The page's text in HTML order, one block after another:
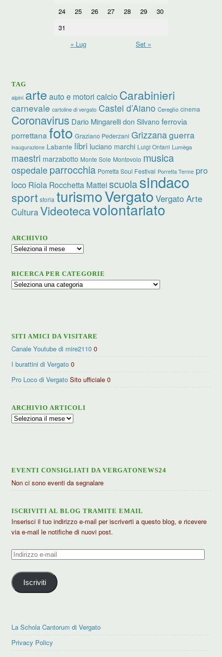
24
25 26 27 28 29
30
31
« Lug
Set »
TAG
alpini arte auto e motori calcio Carabinieri
carnevale cartoline di vergato Castel d’Aiano Cereglio cinema
Coronavirus Dario Mingarelli don Silvano ferrovia
porrettana foto Graziano Pederzani Grizzanaguerra
inaugurazione Labante libri luciano marchi Luigi Ontani Lumèga
maestri marzabotto Monte Sole Montovolo musica
ospedale parrocchia Porretta Soul Festival Porretta Terme pro
loco Riola Rocchetta Matteiscuolasindaco
sport storia turismoVergato Vergato Arte
CulturaVideotecavolontariato
ARCHIVIO
Archivio
RICERCA PER CATEGORIE
Ricerca
SITI AMICI DA VISITARE
Canale Youtube di mire2110 0
I burattini di Vergato 0
Pro Loco di Vergato Sito ufficiale 0
ARCHIVIO ARTICOLI
Archivio
EVENTI CONSIGLIATI DA VERGATONEWS24
Non ci sono eventi da segnalare
ISCRIVITI AL BLOG TRAMITE EMAIL
Inserisci il tuo indirizzo e-mail per iscriverti a questo blog, e ricevere
via e-mail le notifiche di nuovi post.
Indirizzo
mail
Iscriviti
La Schola Cantorum di Vergato
Privacy Policy